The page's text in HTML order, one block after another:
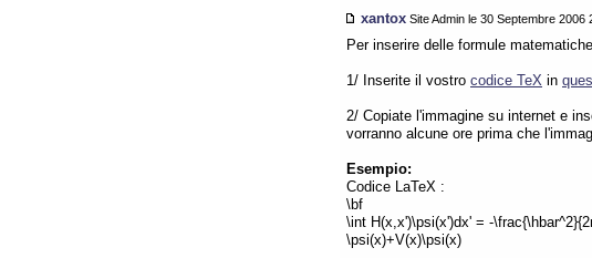
xantox Site Admin le 30 Septembre 2006
Per inserire delle formule
1/ Inserite il vostro codice TeX in
2/ Copiate l'immagine su internet e
vorranno alcune ore prima che
Esempio:
Codice LaTeX :
\bf
\int H(x,x')\psi(x')dx' = -
\psi(x)+V(x)\psi(x)